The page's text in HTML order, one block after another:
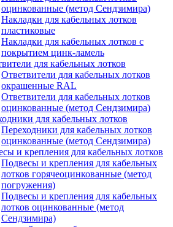
оцинкованные (метод Сендзимира)
Накладки для кабельных лотков
пластиковые
Накладки для кабельных лотков с
покрытием цинк-ламель
для кабельных лотков
Ответвители для кабельных лотков
окрашенные RAL
Ответвители для кабельных лотков
оцинкованные (метод Сендзимира)
для кабельных лотков
Переходники для кабельных лотков
оцинкованные (метод Сендзимира)
и крепления для кабельных лотков
Подвесы и крепления для кабельных
лотков горячеоцинкованные (метод
погружения)
Подвесы и крепления для кабельных
лотков оцинкованные (метод
Сендзимира)